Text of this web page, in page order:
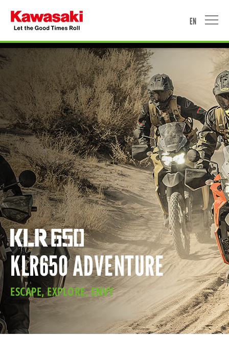
EN
HOME
MOTORCYCLE
WATERCRAFT
ACCESSORIES & APPAREL
PROMOTION
NEWS
LOCATE A DEALER
SERVICE
SERVICE PACKAGE
KLR650 ADVENTURE
ESCAPE, EXPLORE, ENVY